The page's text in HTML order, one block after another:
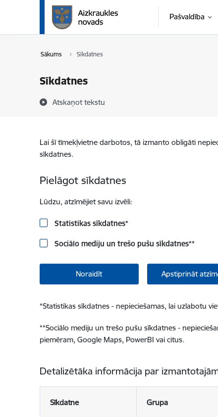
Pāriet uz lapas saturu
Pašvaldība
Sākums Sīkdatnes
Sīkdatnes
Atskaņot tekstu
Lai šī tīmekļvietne darbotos, tā izmanto obligāti
sīkdatnes.
Pielāgot sīkdatnes
Lūdzu, atzīmējiet savu izvēli:
Statistikas sīkdatnes*
Sociālo mediju un trešo pušu sīkdatnes**
Noraidīt Apstiprināt
*Statistikas sīkdatnes - nepieciešamas, lai uzlabotu
**Sociālo mediju un trešo pušu sīkdatnes -
piemēram, Google Maps, PowerBI vai citus.
Detalizētāka informācija par
Sīkdatne Grupa